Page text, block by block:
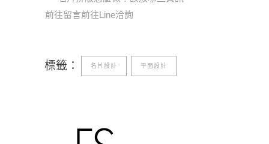
前往留言前往Line洽詢
標籤： 名片設計 平面設計